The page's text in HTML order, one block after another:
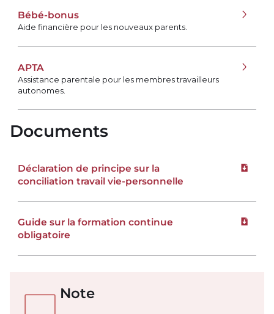
Bébé-bonus
Aide financière pour les nouveaux parents.
APTA
Assistance parentale pour les membres travailleurs
autonomes.
Documents
Déclaration de principe sur la
conciliation travail vie-personnelle
Guide sur la formation continue
obligatoire
Note